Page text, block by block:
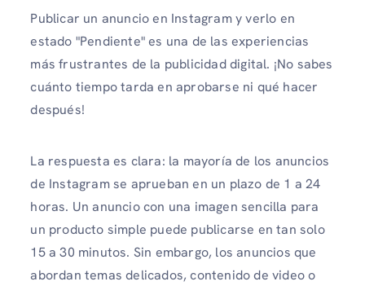
Publicar un anuncio en Instagram y verlo en
estado "Pendiente" es una de las experiencias
más frustrantes de la publicidad digital. ¡No sabes
cuánto tiempo tarda en aprobarse ni qué hacer
después!
La respuesta es clara: la mayoría de los anuncios
de Instagram se aprueban en un plazo de 1 a 24
horas. Un anuncio con una imagen sencilla para
un producto simple puede publicarse en tan solo
15 a 30 minutos. Sin embargo, los anuncios que
abordan temas delicados, contenido de video o